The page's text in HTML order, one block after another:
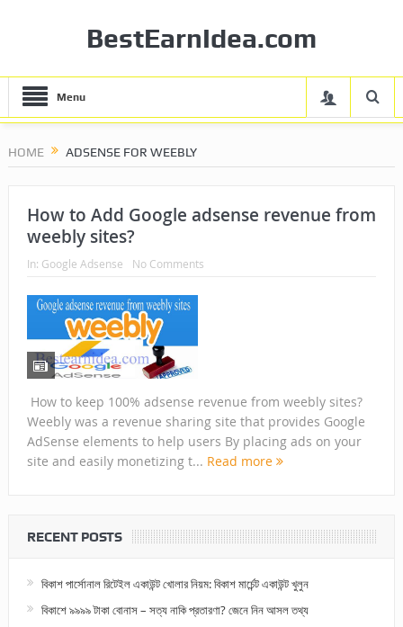
BestEarnIdea.com
Menu
HOME ADSENSE FOR WEEBLY
How to Add Google adsense revenue from
weebly sites?
In: Google Adsense No Comments
How to keep 100% adsense revenue from weebly sites?
Weebly was a revenue sharing site that provides Google
AdSense elements to help users By placing ads on your
site and easily monetizing t... Read more
RECENT POSTS
বিকাশ পার্সোনাল রিটেইল একাউন্ট খোলার নিয়ম: বিকাশ মার্চেন্ট একাউন্ট খুলুন
বিকাশে ৯৯৯৯ টাকা বোনাস – সত্য নাকি প্রতারণা? জেনে নিন আসল তথ্য